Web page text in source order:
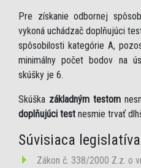
Pre získanie odbornej
vykoná uchádzač doplňujúci
spôsobilosti kategórie A,
minimálny počet bodov na
skúšky je 6.
Skúška základným testom
doplňujúci test nesmie trvať
Súvisiaca legislatíva
Zákon č. 338/2000 Z.z. o